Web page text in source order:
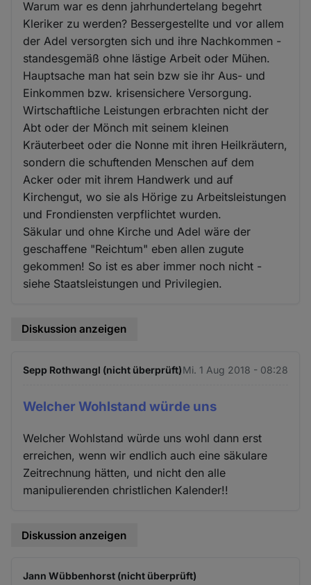
Warum war es denn jahrhundertelang begehrt
Kleriker zu werden? Bessergestellte und vor allem
der Adel versorgten sich und ihre Nachkommen -
standesgemäß ohne lästige Arbeit oder Mühen.
Hauptsache man hat sein bzw sie ihr Aus- und
Einkommen bzw. krisensichere Versorgung.
Wirtschaftliche Leistungen erbrachten nicht der
Abt oder der Mönch mit seinem kleinen
Kräuterbeet oder die Nonne mit ihren Heilkräutern,
sondern die schuftenden Menschen auf dem
Acker oder mit ihrem Handwerk und auf
Kirchengut, wo sie als Hörige zu Arbeitsleistungen
und Frondiensten verpflichtet wurden.
Säkular und ohne Kirche und Adel wäre der
geschaffene "Reichtum" eben allen zugute
gekommen! So ist es aber immer noch nicht -
siehe Staatsleistungen und Privilegien.
Diskussion anzeigen
Sepp Rothwangl (nicht überprüft)Mi. 1 Aug 2018 - 08:28
Welcher Wohlstand würde uns
Welcher Wohlstand würde uns wohl dann erst
erreichen, wenn wir endlich auch eine säkulare
Zeitrechnung hätten, und nicht den alle
manipulierenden christlichen Kalender!!
Diskussion anzeigen
Jann Wübbenhorst (nicht überprüft)